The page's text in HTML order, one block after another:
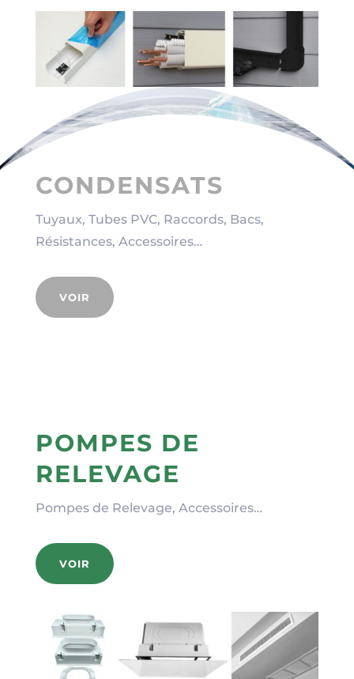
CONDENSATS
Tuyaux, Tubes PVC, Raccords, Bacs,
Résistances, Accessoires…
VOIR
POMPES DE
RELEVAGE
Pompes de Relevage, Accessoires…
VOIR